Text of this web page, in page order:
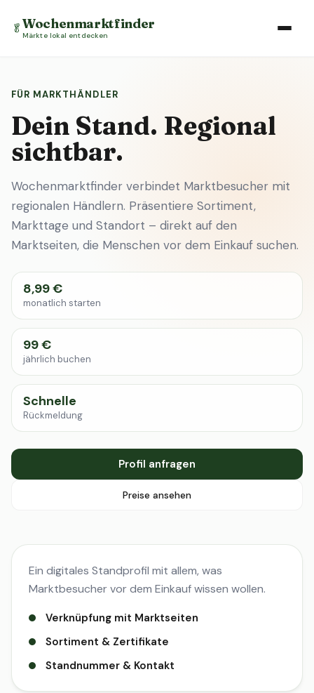
🥬Wochenmarktfinder
Märkte lokal entdecken
FÜR MARKTHÄNDLER
Dein Stand. Regional
sichtbar.
Wochenmarktfinder verbindet Marktbesucher mit
regionalen Händlern. Präsentiere Sortiment,
Markttage und Standort – direkt auf den
Marktseiten, die Menschen vor dem Einkauf suchen.
8,99 €
monatlich starten
99 €
jährlich buchen
Schnelle
Rückmeldung
Profil anfragen
Preise ansehen
Ein digitales Standprofil mit allem, was
Marktbesucher vor dem Einkauf wissen wollen.
Verknüpfung mit Marktseiten
Sortiment & Zertifikate
Standnummer & Kontakt